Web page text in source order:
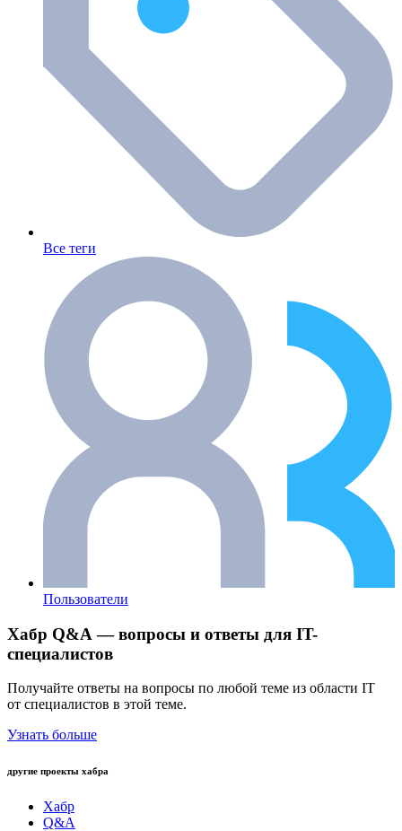
Все теги
Пользователи
Хабр Q&A — вопросы и ответы для IT-
специалистов
Получайте ответы на вопросы по любой теме из области IT
от специалистов в этой теме.
Узнать больше
другие проекты хабра
Хабр
Q&A